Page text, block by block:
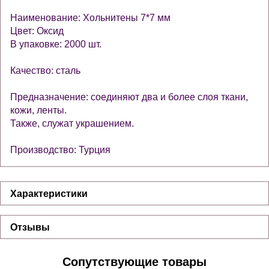
Наименование: Хольнитены 7*7 мм
Цвет: Оксид
В упаковке: 2000 шт.
Качество: сталь
Предназначение: соединяют два и более слоя ткани,
кожи, ленты.
Также, служат украшением.
Производство: Турция
Характеристики
Отзывы
Сопутствующие товары